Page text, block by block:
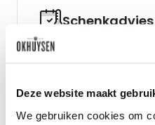
Deze website maakt
We gebruiken cookies om
Schenkadvies